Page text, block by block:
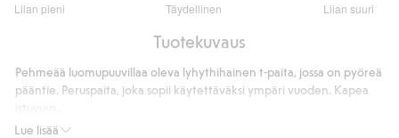
Liian pieni Täydellinen Liian suuri
/
ääneen
Tuotekuvaus
Lue lisää
Pehmeää luomupuuvillaa oleva lyhythihainen t-paita, jossa on pyöreä
pääntie. Peruspaita, joka sopii käytettäväksi ympäri vuoden. Kapea
Kapea istuvuus